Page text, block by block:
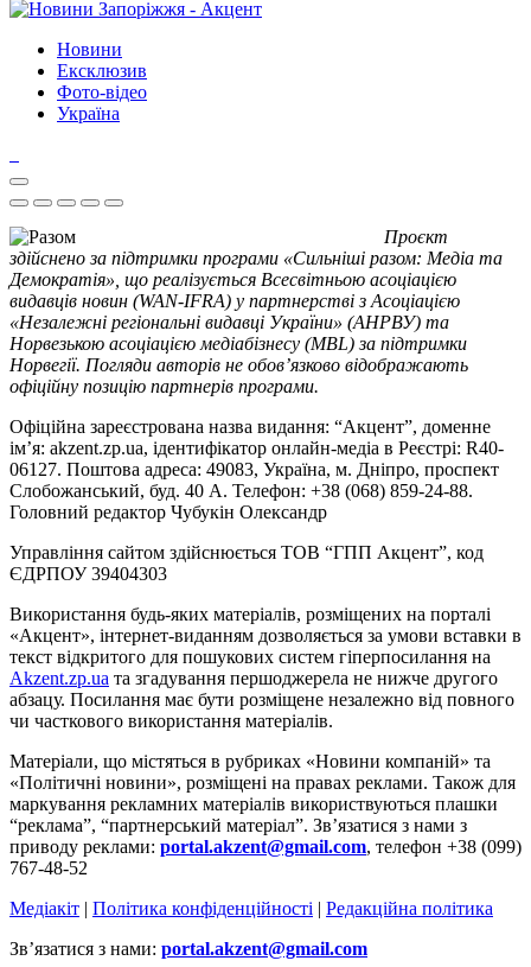
Новини
Ексклюзив
Фото-відео
Україна
Проєкт
здійснено за підтримки програми «Сильніші разом: Медіа та
Демократія», що реалізується Всесвітньою асоціацією
видавців новин (WAN-IFRA) у партнерстві з Асоціацією
«Незалежні регіональні видавці України» (АНРВУ) та
Норвезькою асоціацією медіабізнесу (MBL) за підтримки
Норвегії. Погляди авторів не обов’язково відображають
офіційну позицію партнерів програми.
Офіційна зареєстрована назва видання: “Акцент”, доменне
ім’я: akzent.zp.ua, ідентифікатор онлайн-медіа в Реєстрі: R40-
06127. Поштова адреса: 49083, Україна, м. Дніпро, проспект
Слобожанський, буд. 40 А. Телефон: +38 (068) 859-24-88.
Головний редактор Чубукін Олександр
Управління сайтом здійснюється ТОВ “ГПП Акцент”, код
ЄДРПОУ 39404303
Використання будь-яких матеріалів, розміщених на порталі
«Акцент», інтернет-виданням дозволяється за умови вставки в
текст відкритого для пошукових систем гіперпосилання на
Akzent.zp.ua та згадування першоджерела не нижче другого
абзацу. Посилання має бути розміщене незалежно від повного
чи часткового використання матеріалів.
Матеріали, що містяться в рубриках «Новини компаній» та
«Політичні новини», розміщені на правах реклами. Також для
маркування рекламних матеріалів використвуються плашки
“реклама”, “партнерський матеріал”. Зв’язатися з нами з
приводу реклами: portal.akzent@gmail.com, телефон +38 (099)
767-48-52
Медіакіт | Політика конфіденційності | Редакційна політика
Зв’язатися з нами: portal.akzent@gmail.com